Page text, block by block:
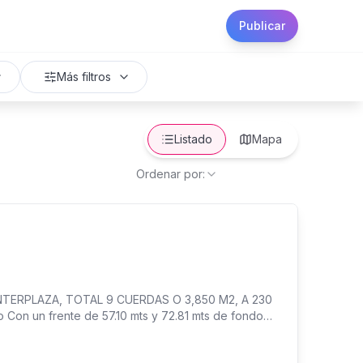
Publicar
Más filtros
Listado Mapa
Ordenar por:
TOTAL 9 CUERDAS O 3,850 M2, A 230
Con un frente de 57.10 mts y 72.81 mts de fondo
etc. Se escuchan propuestas CITAS O
- - - Chat directo a WhatsApp - - - - - #xela